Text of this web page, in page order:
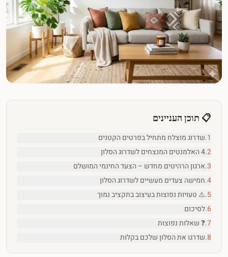
📋 תוכן העניינים
1
.שדרוג מוצלח מתחיל בפרטים הקטנים
2
.4 האלמנטים המנצחים לשדרוג הסלון
3
.ארגון הרהיטים מחדש – הצעד החינמי המושלם
4
.חמישה צעדים מעשיים לשדרוג הסלון
5
.⚠️ טעויות נפוצות בעיצוב בתקציב נמוך
6
.לסיכום
7
.❓ שאלות נפוצות
8
.שדרגו את הסלון שלכם בקלות